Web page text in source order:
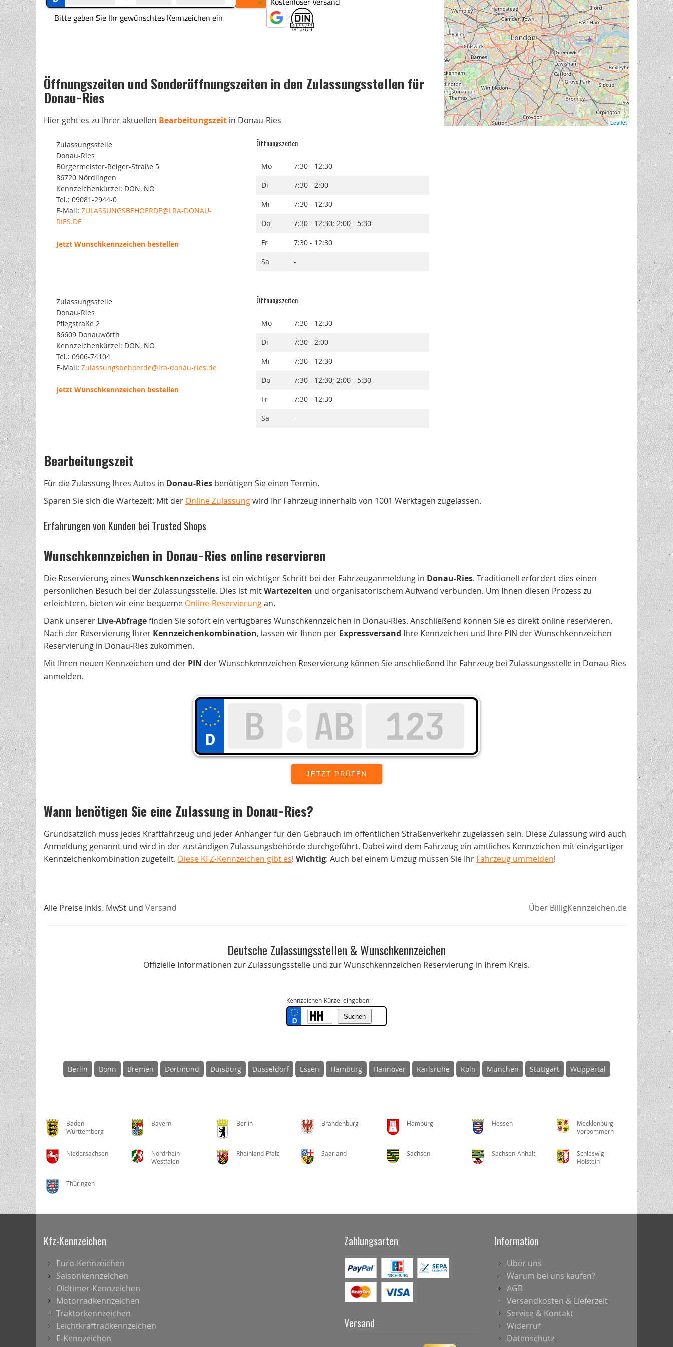
Öffnungszeiten und Sonderöffnungszeiten in den Zulassungsstellen für
Donau-Ries
Hier geht es zu Ihrer aktuellen Bearbeitungszeit in Donau-Ries
Zulassungsstelle
Donau-Ries
Bürgermeister-Reiger-Straße 5
86720 Nördlingen
Kennzeichenkürzel: DON, NÖ
Tel.: 09081-2944-0
E-Mail: ZULASSUNGSBEHOERDE@LRA-DONAU-
RIES.DE
Jetzt Wunschkennzeichen bestellen
Öffnungszeiten
Mo
7:30 - 12:30
Di
7:30 - 2:00
Mi
7:30 - 12:30
Do
7:30 - 12:30; 2:00 - 5:30
Fr
7:30 - 12:30
Sa
-
Zulassungsstelle
Donau-Ries
Pflegstraße 2
86609 Donauwörth
Kennzeichenkürzel: DON, NÖ
Tel.: 0906-74104
E-Mail: Zulassungsbehoerde@lra-donau-ries.de
Jetzt Wunschkennzeichen bestellen
Öffnungszeiten
Mo
7:30 - 12:30
Di
7:30 - 2:00
Mi
7:30 - 12:30
Do
7:30 - 12:30; 2:00 - 5:30
Fr
7:30 - 12:30
Sa
-
Leaflet
Bearbeitungszeit
Für die Zulassung Ihres Autos in Donau-Ries benötigen Sie einen Termin.
Sparen Sie sich die Wartezeit: Mit der Online Zulassungwird Ihr Fahrzeug innerhalb von 1001 Werktagen zugelassen.
Erfahrungen von Kunden bei Trusted Shops
Wunschkennzeichen in Donau-Ries online reservieren
Die Reservierung eines Wunschkennzeichens ist ein wichtiger Schritt bei der Fahrzeuganmeldung in Donau-Ries. Traditionell erfordert dies einen
persönlichen Besuch bei der Zulassungsstelle. Dies ist mitWartezeiten und organisatorischem Aufwand verbunden. Um Ihnen diesen Prozess zu
erleichtern, bieten wir eine bequeme Online-Reservierungan.
Dank unserer Live-Abfragefinden Sie sofort ein verfügbares Wunschkennzeichen in Donau-Ries. Anschließend können Sie es direkt online reservieren.
Nach der Reservierung Ihrer Kennzeichenkombination, lassen wir Ihnen per Expressversand Ihre Kennzeichen und Ihre PIN der Wunschkennzeichen
Reservierung in Donau-Ries zukommen.
Mit Ihren neuen Kennzeichen und der PIN der Wunschkennzeichen Reservierung können Sie anschließend Ihr Fahrzeug bei Zulassungsstelle in Donau-Ries
anmelden.
Wann benötigen Sie eine Zulassung in Donau-Ries?
Grundsätzlich muss jedes Kraftfahrzeug und jeder Anhänger für den Gebrauch im öffentlichen Straßenverkehr zugelassen sein. Diese Zulassung wird auch
Anmeldung genannt und wird in der zuständigen Zulassungsbehörde durchgeführt. Dabei wird dem Fahrzeug ein amtliches Kennzeichen mit einzigartiger
Kennzeichenkombination zugeteilt. Diese KFZ-Kennzeichen gibt es! Wichtig: Auch bei einem Umzug müssen Sie Ihr Fahrzeug ummelden!
Alle Preise inkls. MwSt und Versand Über BilligKennzeichen.de
Deutsche Zulassungsstellen & Wunschkennzeichen
Offizielle Informationen zur Zulassungsstelle und zur Wunschkennzeichen Reservierung in Ihrem Kreis.
Kennzeichen-Kürzel eingeben:
Berlin Bonn Bremen Dortmund Duisburg Düsseldorf Essen Hamburg Hannover Karlsruhe Köln München Stuttgart Wuppertal
Baden-
Württemberg
Bayern Berlin Brandenburg Hamburg Hessen
Mecklenburg-
Vorpommern
Niedersachsen
Nordrhein-
Westfalen
Rheinland-Pfalz Saarland Sachsen Sachsen-Anhalt
Schleswig-
Holstein
Thüringen
Kfz-Kennzeichen
Euro-Kennzeichen
Saisonkennzeichen
Oldtimer-Kennzeichen
Motorradkennzeichen
Traktorkennzeichen
Leichtkraftradkennzeichen
E-Kennzeichen
Zahlungsarten
Versand
Information
Über uns
Warum bei uns kaufen?
AGB
Versandkosten & Lieferzeit
Service & Kontakt
Widerruf
Datenschutz